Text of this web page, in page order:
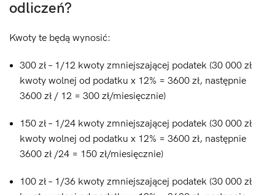
odliczeń?
Kwoty te będą wynosić:
300 zł – 1/12 kwoty zmniejszającej podatek (30 000 zł
kwoty wolnej od podatku x 12% = 3600 zł, następnie
3600 zł / 12 = 300 zł/miesięcznie)
150 zł – 1/24 kwoty zmniejszającej podatek (30 000 zł
kwoty wolnej od podatku x 12% = 3600 zł, następnie
3600 zł /24 = 150 zł/miesięcznie)
100 zł – 1/36 kwoty zmniejszającej podatek (30 000 zł